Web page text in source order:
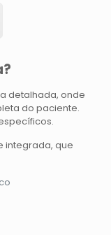
detalhada, onde
do paciente.
integrada, que